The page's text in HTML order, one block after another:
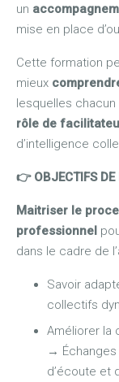
un
mise en place
Cette formation
mieux
lesquelles chacun
rôle de
d’intelligence
👉 OBJECTIFS
Maitriser le
professionnel
dans le cadre de
Savoir
collectifs
Améliorer la
→
d’écoute et